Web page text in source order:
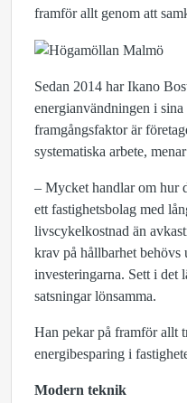
framför allt genom att
Sedan 2014 har Ikano
energianvändningen i
framgångsfaktor är
systematiska arbete,
– Mycket handlar om hur
ett fastighetsbolag med
livscykelkostnad än
krav på hållbarhet
investeringarna. Sett i det
satsningar lönsamma.
Han pekar på framför allt
energibesparing i
Modern teknik